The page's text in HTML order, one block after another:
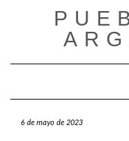
6 de mayo de 2023